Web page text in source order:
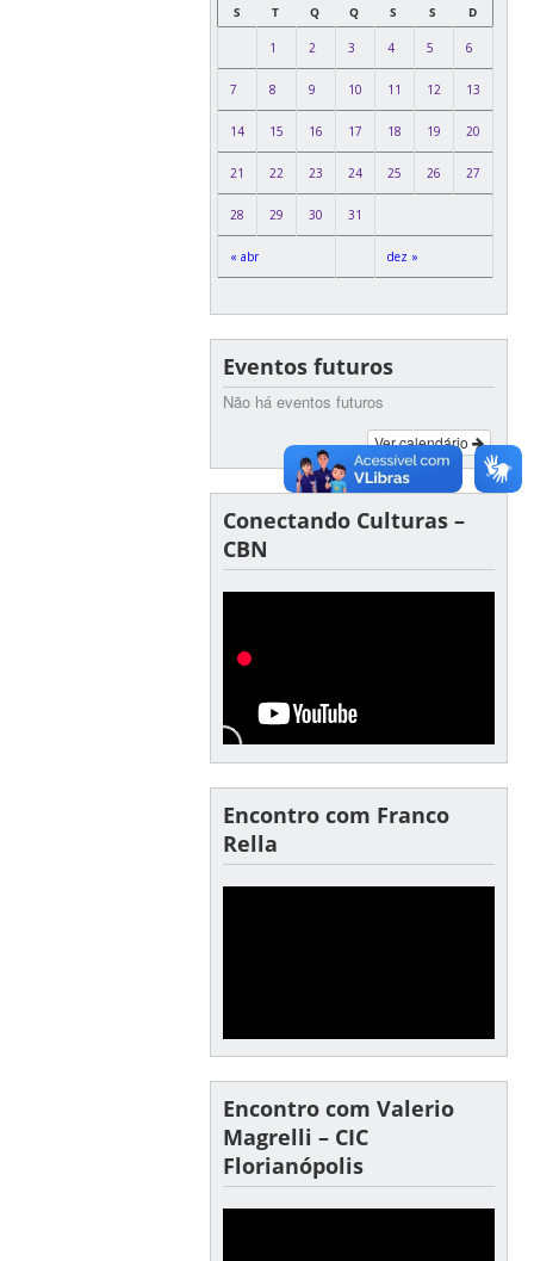
S T Q Q S S D
« abr dez »
1 2 3 4 5 6
7 8 9 10 11 12 13
14 15 16 17 18 19 20
21 22 23 24 25 26 27
28 29 30 31
Eventos futuros
Não há eventos futuros
Ver calendário
Conectando Culturas –
CBN
Encontro com Franco
Rella
Encontro com Valerio
Magrelli – CIC
Florianópolis